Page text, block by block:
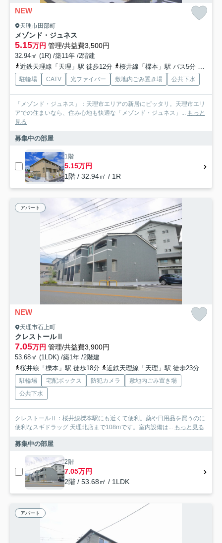
NEW
天理市田部町
メゾンド・ジュネス
5.15万円 管理/共益費3,500円
32.94㎡ (1R) /築11年 /2階建
近鉄天理線「天理」駅 徒歩12分
桜井線「櫟本」駅 バス5分 奈良交通「別所（天理市）」 停歩7分
駐輪場 CATV 光ファイバー 敷地内ごみ置き場 公共下水
「メゾンド・ジュネス」：天理市エリアの新居にピッタリ。天理市エリ
アでの住まいなら、住み心地も快適な「メゾンド・ジュネス」...
もっと
見る
募集中の部屋
1階
5.15万円
1階 / 32.94㎡ / 1R
アパート
NEW
天理市石上町
クレストールⅡ
7.05万円 管理/共益費3,900円
53.68㎡ (1LDK) /築1年 /2階建
桜井線「櫟本」駅 徒歩18分
近鉄天理線「天理」駅 徒歩23分
駐輪場 宅配ボックス 防犯カメラ
敷地内ごみ置き場
公共下水
クレストールⅡ：桜井線櫟本駅にも近くて便利。薬や日用品を買うのに
便利なスギドラッグ 天理北店まで108mです。室内設備は...
もっと見る
募集中の部屋
2階
7.05万円
2階 / 53.68㎡ / 1LDK
アパート